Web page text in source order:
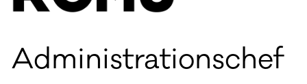
Administrationschef